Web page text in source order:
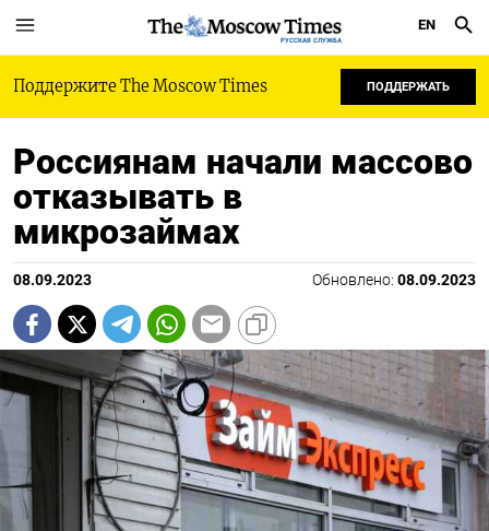
РУССКАЯ СЛУЖБА
EN
Поддержите The Moscow Times ПОДДЕРЖАТЬ
Россиянам начали массово
отказывать в
микрозаймах
08.09.2023 Обновлено: 08.09.2023